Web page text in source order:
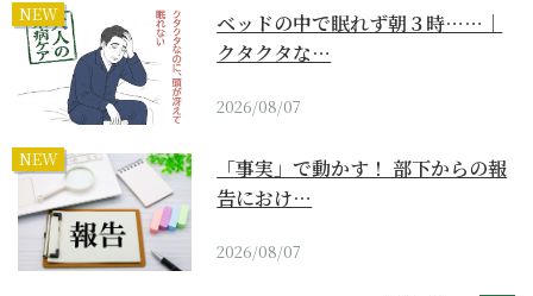
NEW
ベッドの中で眠れず朝３時……｜
クタクタな…
2026/08/07
NEW
「事実」で動かす！ 部下からの報
告におけ…
2026/08/07